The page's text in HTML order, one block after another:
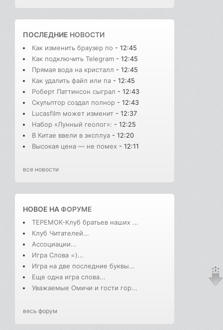
ПОСЛЕДНИЕ НОВОСТИ
Как изменить браузер по - 12:45
Как подключить Telegram - 12:45
Прямая вода на кристалл - 12:45
Как удалить файл или па - 12:45
Роберт Паттинсон сыграл - 12:43
Скульптор создал полнор - 12:43
Lucasfilm может изменит - 12:37
Набор «Лунный геолог»: - 12:25
В Китае ввели в эксплуа - 12:20
Высокая цена — не помех - 12:11
все новости
НОВОЕ НАФОРУМЕ
ТЕРЕМОК-Клуб братьев наших ...
Клуб Читателей...
Ассоциации...
Игра Слова =)...
Игра на две последние буквы...
Еще одна игра слова...
Уважаемые Омичи и гости гор...
весь форум